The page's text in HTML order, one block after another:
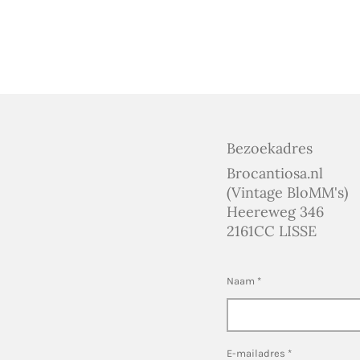
Bezoekadres
Brocantiosa.nl
(Vintage BloMM's)
Heereweg 346
2161CC LISSE
Naam *
E-mailadres *